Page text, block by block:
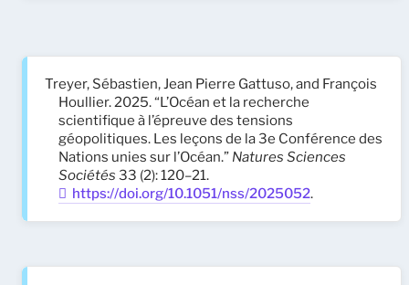
Treyer, Sébastien, Jean Pierre Gattuso, and François
Houllier. 2025. “L’Océan et la recherche
scientifique à l’épreuve des tensions
géopolitiques. Les leçons de la 3e Conférence des
Nations unies sur l’Océan.” Natures Sciences
Sociétés 33 (2): 120–21.
https://doi.org/10.1051/nss/2025052.